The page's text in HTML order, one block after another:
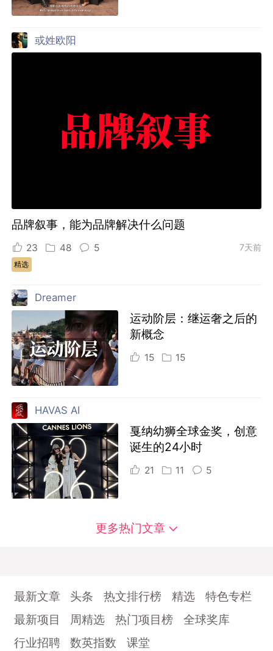
或姓欧阳
品牌叙事，能为品牌解决什么问题
23 48 5 7天前
精选
Dreamer
运动阶层：继运奢之后的
新概念
15 15
HAVAS AI
戛纳幼狮全球金奖，创意
诞生的24小时
21 11 5
更多热门文章
最新文章 头条 热文排行榜 精选
特色专栏
最新项目
周精选 热门项目榜
全球奖库
行业招聘
数英指数 课堂